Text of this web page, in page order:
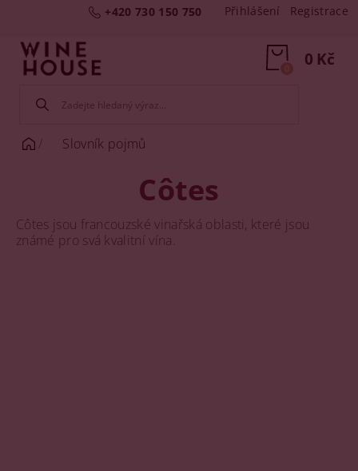
+420 730 150 750 Přihlášení Registrace
0 Kč
0
Slovník pojmů
Côtes
Côtes jsou francouzské vinařská oblasti, které jsou
známé pro svá kvalitní vína.